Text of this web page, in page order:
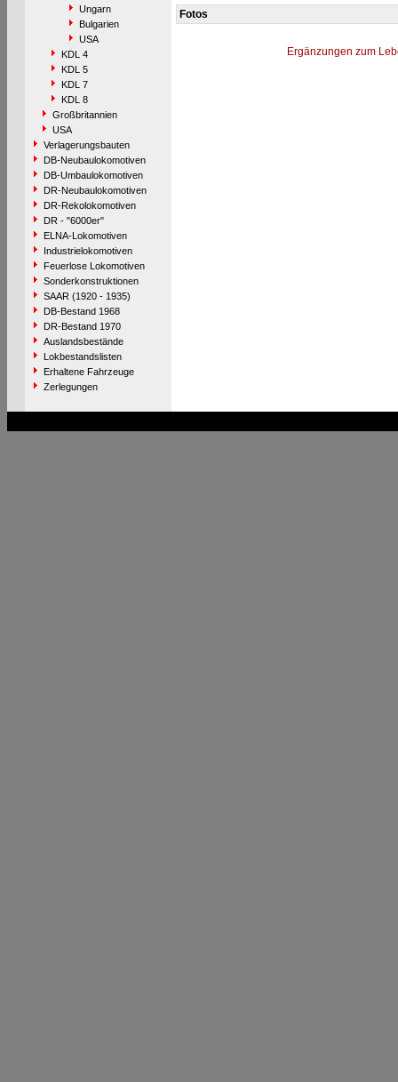
Ungarn
Bulgarien
USA
KDL 4
KDL 5
KDL 7
KDL 8
Großbritannien
USA
Verlagerungsbauten
DB-Neubaulokomotiven
DB-Umbaulokomotiven
DR-Neubaulokomotiven
DR-Rekolokomotiven
DR - "6000er"
ELNA-Lokomotiven
Industrielokomotiven
Feuerlose Lokomotiven
Sonderkonstruktionen
SAAR (1920 - 1935)
DB-Bestand 1968
DR-Bestand 1970
Auslandsbestände
Lokbestandslisten
Erhaltene Fahrzeuge
Zerlegungen
Fotos
Ergänzungen zum